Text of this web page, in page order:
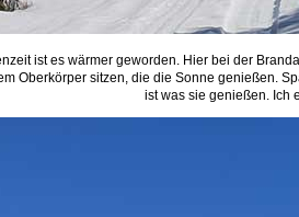
ist es wärmer geworden. Hier bei der
Oberkörper sitzen, die die Sonne genießen.
ist was sie genießen. Ich